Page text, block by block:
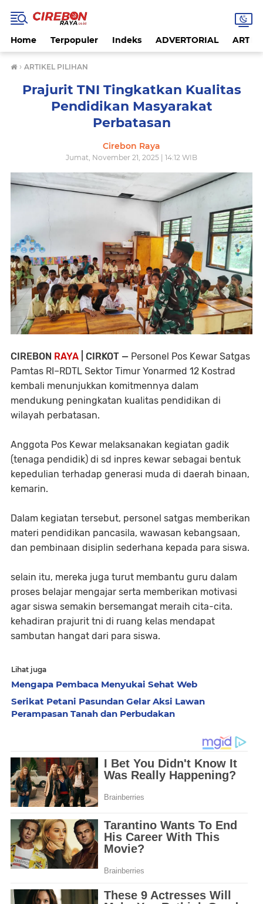
Home Terpopuler Indeks ADVERTORIAL
› ARTIKEL PILIHAN
Prajurit TNI Tingkatkan Kualitas
Pendidikan Masyarakat
Perbatasan
Cirebon Raya
Jumat, November 21, 2025 | 14:12 WIB
CIREBON RAYA | CIRKOT — Personel Pos Kewar Satgas
Pamtas RI–RDTL Sektor Timur Yonarmed 12 Kostrad
kembali menunjukkan komitmennya dalam
mendukung peningkatan kualitas pendidikan di
wilayah perbatasan.
Anggota Pos Kewar melaksanakan kegiatan gadik
(tenaga pendidik) di sd inpres kewar sebagai bentuk
kepedulian terhadap generasi muda di daerah binaan,
kemarin.
Dalam kegiatan tersebut, personel satgas memberikan
materi pendidikan pancasila, wawasan kebangsaan,
dan pembinaan disiplin sederhana kepada para siswa.
selain itu, mereka juga turut membantu guru dalam
proses belajar mengajar serta memberikan motivasi
agar siswa semakin bersemangat meraih cita-cita.
kehadiran prajurit tni di ruang kelas mendapat
sambutan hangat dari para siswa.
Lihat juga
Mengapa Pembaca Menyukai Sehat Web
Serikat Petani Pasundan Gelar Aksi Lawan
Perampasan Tanah dan Perbudakan